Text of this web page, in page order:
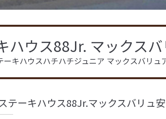
ハウス88Jr. マックス
ーキハウスハチハチジュニア マックスバリュ
テーキハウス88Jr.マックスバリュ